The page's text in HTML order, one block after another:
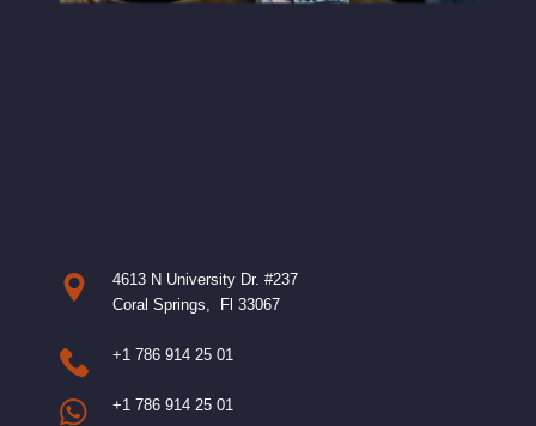
4613 N University Dr. #237
Coral Springs, Fl 33067
+1 786 914 25 01
+1 786 914 25 01